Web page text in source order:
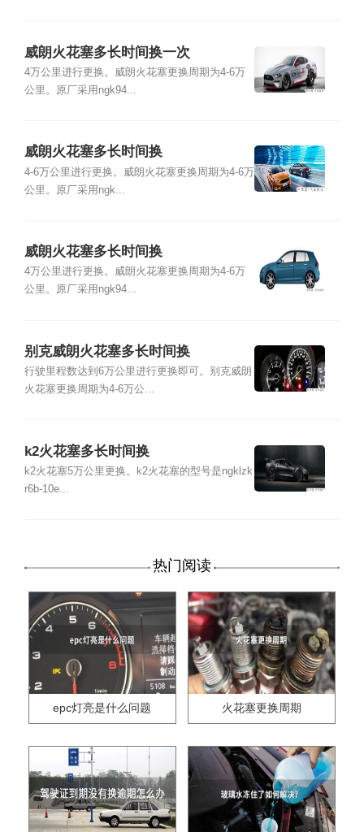
威朗火花塞多长时间换一次
4万公里进行更换。威朗火花塞更换周期为4-6万
公里。原厂采用ngk94...
威朗火花塞多长时间换
4-6万公里进行更换。威朗火花塞更换周期为4-6万
公里。原厂采用ngk...
威朗火花塞多长时间换
4万公里进行更换。威朗火花塞更换周期为4-6万
公里。原厂采用ngk94...
别克威朗火花塞多长时间换
行驶里程数达到6万公里进行更换即可。别克威朗
火花塞更换周期为4-6万公...
k2火花塞多长时间换
k2火花塞5万公里更换。k2火花塞的型号是ngklzk
r6b-10e...
热门阅读
epc灯亮是什么问题 火花塞更换周期